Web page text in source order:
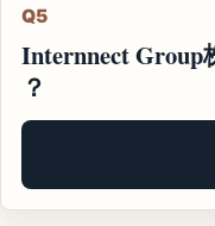
Q5
Internnect
？